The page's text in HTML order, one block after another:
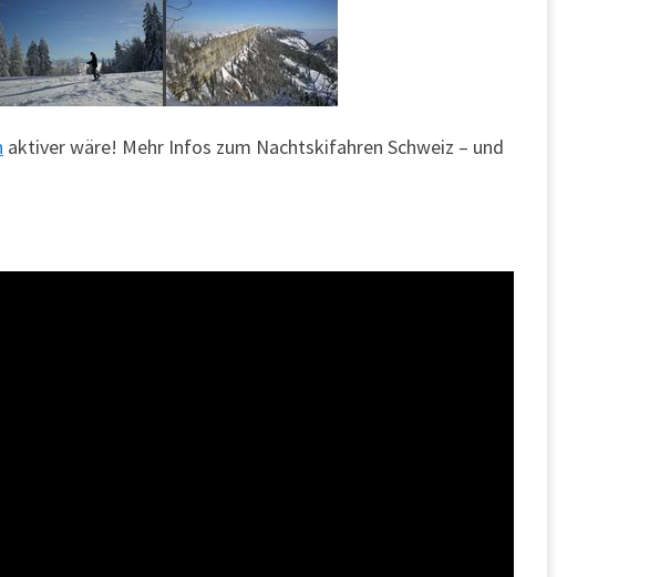
aktiver wäre! Mehr Infos zum Nachtskifahren Schweiz – und